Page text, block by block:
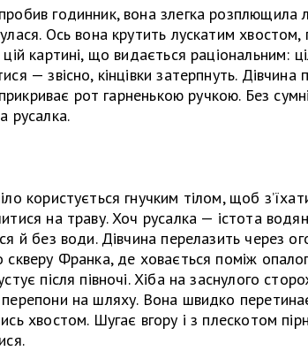
годинник, вона злегка розплющила
Ось вона крутить лускатим хвостом,
картині, що видається раціональним:
— звісно, кінцівки затерпнуть. Дівчина
прикриває рот гарненькою ручкою. Без
русалка.
користується гнучким тілом, щоб
на траву. Хоч русалка — істота
й без води. Дівчина перелазить через
Франка, де ховається поміж
після півночі. Хіба на заснулого
на шляху. Вона швидко
хвостом. Шугає вгору і з плескотом